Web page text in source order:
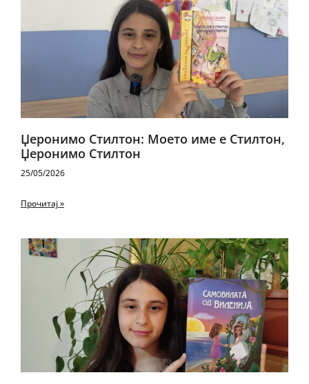
Џеронимо Стилтон: Моето име е Стилтон,
Џеронимо Стилтон
25/05/2026
Прочитај »